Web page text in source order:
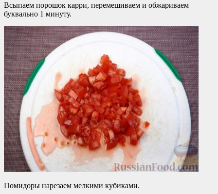
Всыпаем порошок карри, перемешиваем и обжариваем
буквально 1 минуту.
Помидоры нарезаем мелкими кубиками.